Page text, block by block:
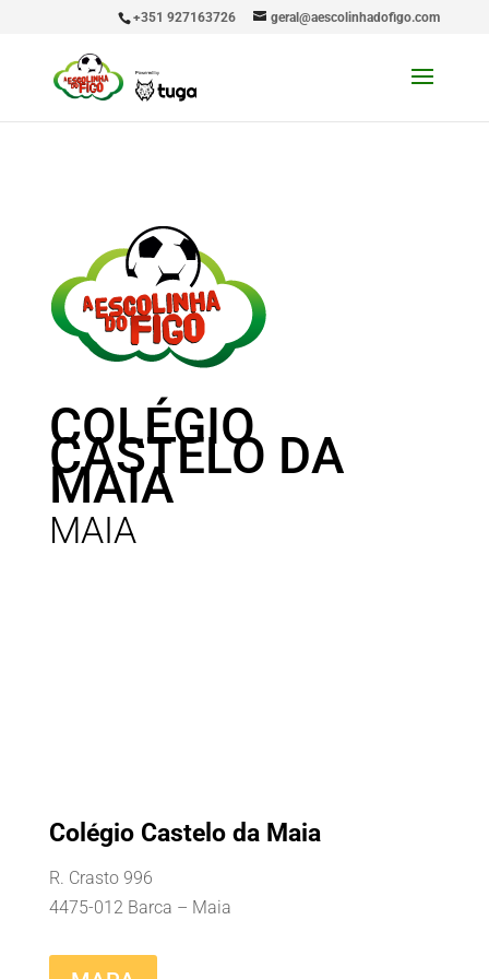
+351 927163726 geral@aescolinhadofigo.com
COLÉGIO
CASTELO DA
MAIA
MAIA
Colégio Castelo da Maia
R. Crasto 996
4475-012 Barca – Maia